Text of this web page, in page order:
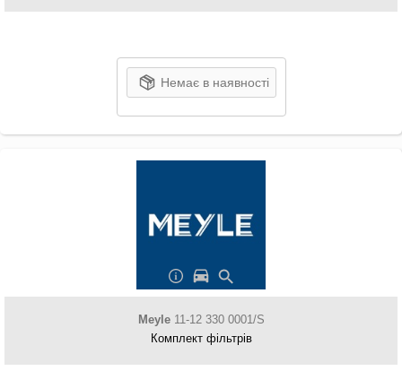
Немає в наявності
Meyle11-12 330 0001/S
Комплект фільтрів